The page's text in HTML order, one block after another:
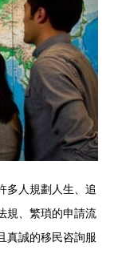
多人規劃人生、追
規、繁瑣的申請流
真誠的移民咨詢服